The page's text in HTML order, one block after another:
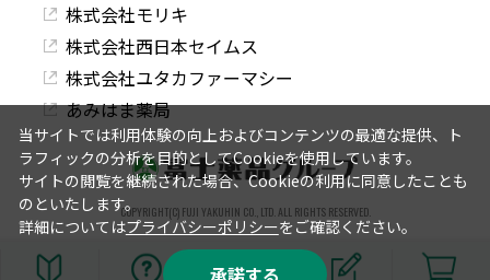
株式会社モリキ
株式会社西日本セイムス
株式会社ユタカファーマシー
あみはま薬局
COPYRIGHT(C) FUJI YAKUHIN CO., LTD. ALL RIGHTS RESERVED.
当サイトでは利用体験の向上およびコンテンツの最適な提供、ト
ラフィックの分析を目的としてCookieを使用しています。
サイトの閲覧を継続された場合、Cookieの利用に同意したことも
のといたします。
詳細についてはプライバシーポリシーをご確認ください。